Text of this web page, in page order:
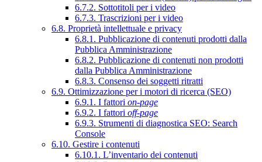
6.7.2. Sottotitoli per i video
6.7.3. Trascrizioni per i video
6.8. Proprietà intellettuale e privacy
6.8.1. Pubblicazione di contenuti prodotti dalla
Pubblica Amministrazione
6.8.2. Pubblicazione di contenuti non prodotti
dalla Pubblica Amministrazione
6.8.3. Consenso dei soggetti ritratti
6.9. Ottimizzazione per i motori di ricerca (SEO)
6.9.1. I fattori on-page
6.9.2. I fattori off-page
6.9.3. Strumenti di diagnostica SEO: Search
Console
6.10. Gestire i contenuti
6.10.1. L’inventario dei contenuti